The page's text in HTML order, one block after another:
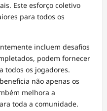
Este esforço coletivo
para todos os
incluem desafios
podem fornecer
todos os jogadores.
não apenas os
melhora a
toda a comunidade.